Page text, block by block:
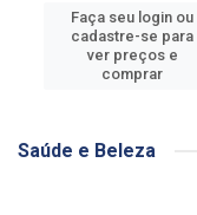
Faça seu login ou
cadastre-se para
ver preços e
comprar
Saúde e Beleza